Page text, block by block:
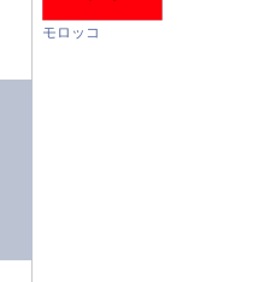
モロッコ